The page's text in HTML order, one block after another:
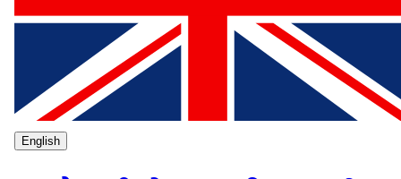
English